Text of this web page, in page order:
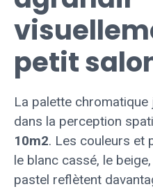
petit
La palette
dans la perception
10m2. Les couleurs et
le blanc cassé, le
pastel reflètent